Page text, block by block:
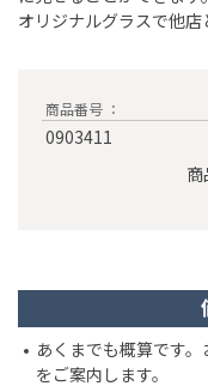
オリジナルグラスで他店
商品番号 ：
0903411
商
あくまでも概算です
をご案内します。